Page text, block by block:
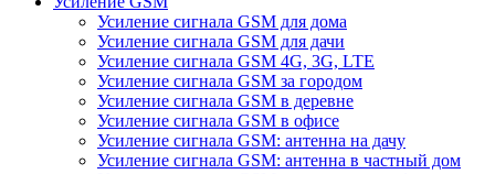
Усиление сигнала GSM для дома
Усиление сигнала GSM для дачи
Усиление сигнала GSM 4G, 3G, LTE
Усиление сигнала GSM за городом
Усиление сигнала GSM в деревне
Усиление сигнала GSM в офисе
Усиление сигнала GSM: антенна на дачу
Усиление сигнала GSM: антенна в частный дом